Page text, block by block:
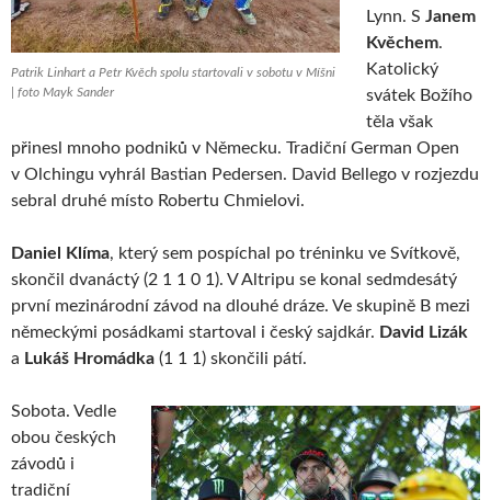
Patrik Linhart a Petr Kvěch spolu startovali v sobotu v Míšni
| foto Mayk Sander
Lynn. S Janem
Kvěchem.
Katolický
svátek Božího
těla však
přinesl mnoho podniků v Německu. Tradiční German Open
v Olchingu vyhrál Bastian Pedersen. David Bellego v rozjezdu
sebral druhé místo Robertu Chmielovi.
Daniel Klíma, který sem pospíchal po tréninku ve Svítkově,
skončil dvanáctý (2 1 1 0 1). V Altripu se konal sedmdesátý
první mezinárodní závod na dlouhé dráze. Ve skupině B mezi
německými posádkami startoval i český sajdkár. David Lizák
a Lukáš Hromádka (1 1 1) skončili pátí.
Sobota. Vedle
obou českých
závodů i
tradiční